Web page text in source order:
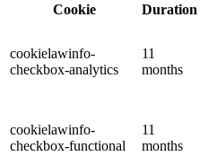
Cookie
Duration
cookielawinfo-
checkbox-analytics
11
months
cookielawinfo-
checkbox-functional
11
months